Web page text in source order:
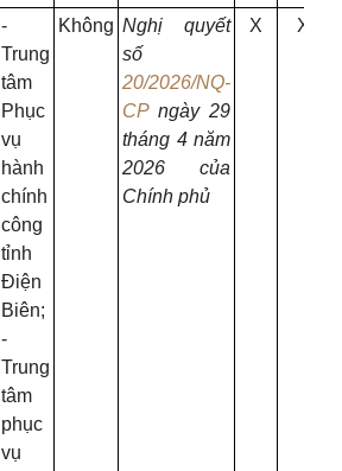
-
Trung
tâm
Phục
vụ
hành
chính
công
tỉnh
Điện
Biên;
-
Trung
tâm
phục
vụ
Không Nghị quyết
số
20/2026/NQ-
CPngày 29
tháng 4 năm
2026 của
Chính phủ
X X